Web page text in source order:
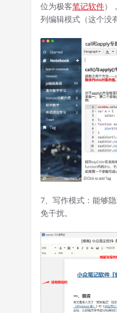
位为极客笔记软件）
列编辑模式（这个没
7、写作模式：能够
免干扰。